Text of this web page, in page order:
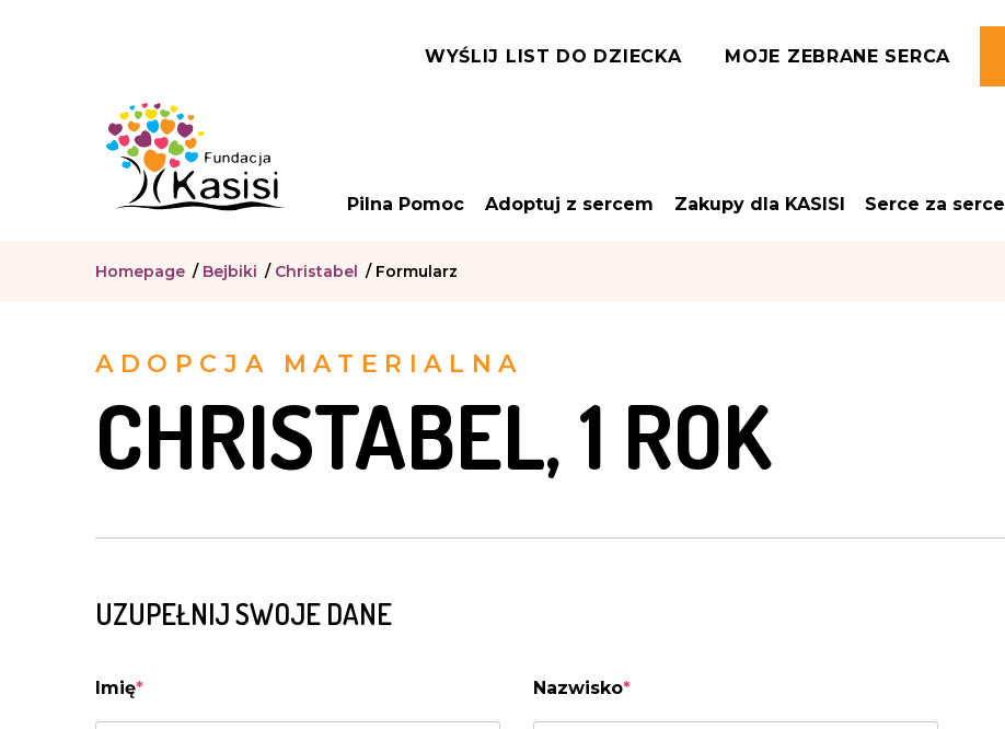
WYŚLIJ LIST DO DZIECKA MOJE ZEBRANE SERCA
Pilna Pomoc Adoptuj z sercem Zakupy dla KASISI Serce za serce
Homepage / Bejbiki / Christabel / Formularz
ADOPCJA MATERIALNA
CHRISTABEL, 1 ROK
UZUPEŁNIJ SWOJE DANE
Imię* Nazwisko*